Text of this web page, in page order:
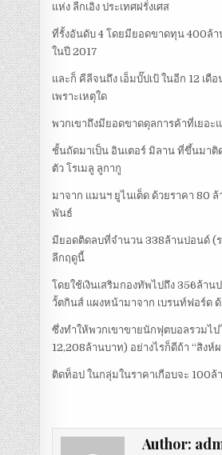
แห่ง ลีกเอิง ประเทศฝรั่งเศส
ที่รั้งอันดับ 4 โดยมียอดขาดทุน 400ล้า
ในปี 2017
และก็ คีลีจนถึง เอ็มบั๊ปเป้ ในอีก 12 เ
เพราะเหตุใด
พวกเขาถึงมียอดขาดดุลการค้าที่เยอะ
ชั้นถัดมาเป็น อินเตอร์ มิลาน ที่ขึ้นมา
ตัว โรเมลู ลูกากู
มาจาก แมนฯ ยูไนเต็ด ด้วยราคา 80
พันธ์
มียอดติดลบที่จำนวน 338ล้านปอนด์ (ร
ลีกฤดูนี้
โดยใช้เงินเสริมกองทัพไปถึง 356ล้า
วั้ตกินส์ แผงหน้ามาจาก เบรนท์ฟอร์ด
ซึ่งทำให้พวกเขาขายนักฟุตบอลรวมไ
12,208ล้านบาท) อย่างไรก็ดีถ้า “สิง
ติดท็อป ในกลุ่มในราคาเกือบจะ 100
Author: